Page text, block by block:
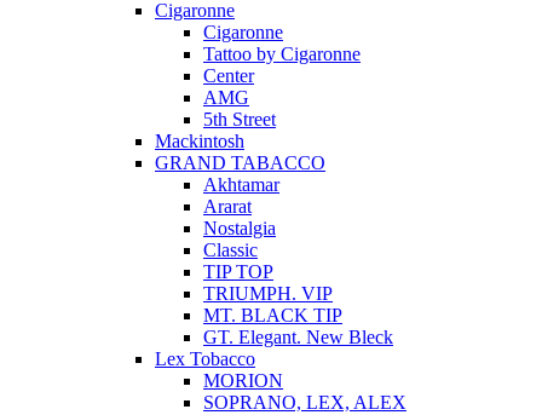
Cigaronne
Cigaronne
Tattoo by Cigaronne
Center
AMG
5th Street
Mackintosh
GRAND TABACCO
Akhtamar
Ararat
Nostalgia
Classic
TIP TOP
TRIUMPH. VIP
MT. BLACK TIP
GT. Elegant. New Bleck
Lex Tobacco
MORION
SOPRANO, LEX, ALEX